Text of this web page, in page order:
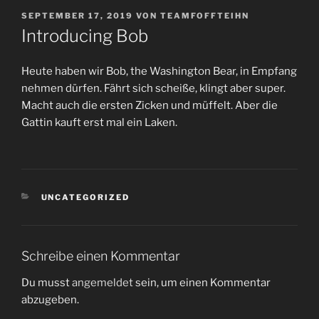
VERÖFFENTLICHT
AM
SEPTEMBER 17, 2019 VON TEAMFOFFTEIHN
Introducing Bob
Heute haben wir Bob, the Washington Bear, in Empfang
nehmen dürfen. Fährt sich scheiße, klingt aber super.
Macht auch die ersten Zicken und müffelt. Aber die
Gattin kauft erst mal ein Laken.
KATEGORIEN
UNCATEGORIZED
Schreibe einen Kommentar
Du musstangemeldetsein, um einen Kommentar
abzugeben.